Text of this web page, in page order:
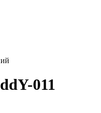
011